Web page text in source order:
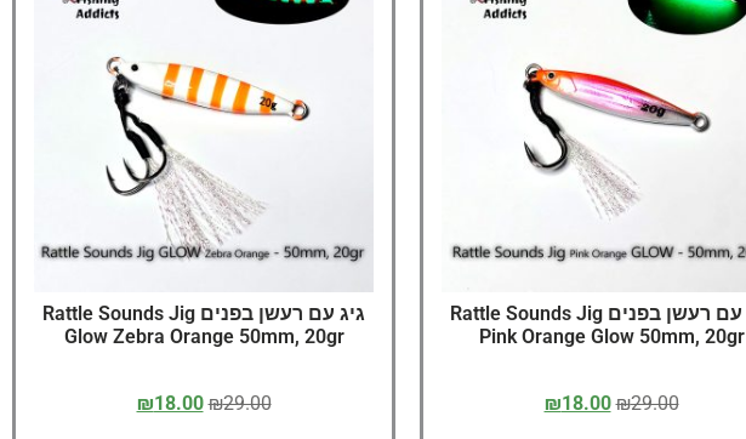
דיג – מאמרים בנושא דיג
סל קניות
תקנון אתר
גיג עם רעשן בפנים Rattle Sounds Jig
Pink Orange Glow 50mm, 20gr
₪29.00
₪18.00
גיג עם רעשן בפנים Rattle Sounds Jig
Glow Zebra Orange 50mm, 20gr
₪29.00
₪18.00